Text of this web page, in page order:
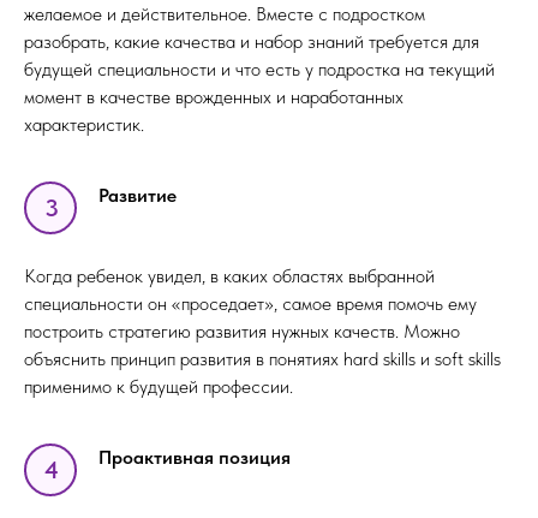
желаемое и действительное. Вместе с подростком
разобрать, какие качества и набор знаний требуется для
будущей специальности и что есть у подростка на текущий
момент в качестве врожденных и наработанных
характеристик.
3 Развитие
Когда ребенок увидел, в каких областях выбранной
специальности он «проседает», самое время помочь ему
построить стратегию развития нужных качеств. Можно
объяснить принцип развития в понятиях hard skills и soft skills
применимо к будущей профессии.
4 Проактивная позиция